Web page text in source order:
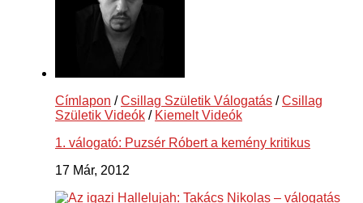
Címlapon /Csillag Születik Válogatás /Csillag
Születik Videók / Kiemelt Videók
1. válogató: Puzsér Róbert a kemény kritikus
17 Már, 2012